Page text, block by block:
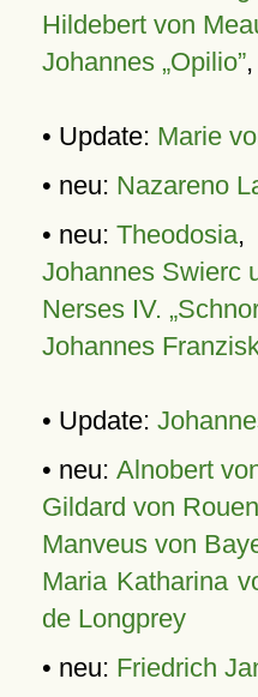
Hildebert von
Johannes „Opilio”,
• Update: Marie
• neu: Nazareno
• neu: Theodosia,
Johannes Swierc
Nerses IV.
Johannes
• Update:
• neu: Alnobert
Gildard von Rouen
Manveus von
Maria Katharina
de Longprey
• neu: Friedrich